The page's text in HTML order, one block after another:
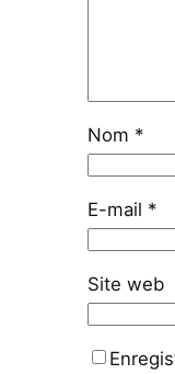
Nom *
E-mail *
Site web